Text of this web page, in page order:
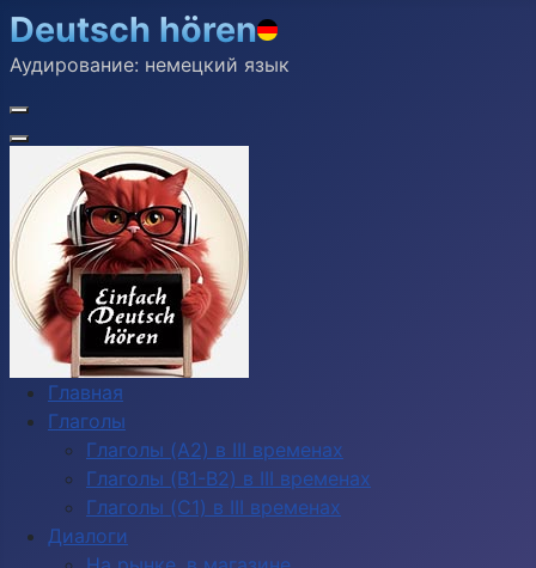
Deutsch hören
Аудирование: немецкий язык
Главная
Глаголы
Глаголы (A2) в III временах
Глаголы (B1-B2) в III временах
Глаголы (C1) в III временах
Диалоги